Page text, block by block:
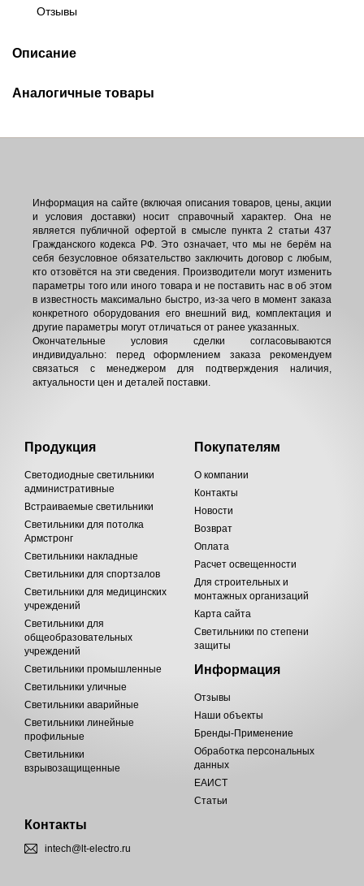
Отзывы
Описание
Аналогичные товары
Информация на сайте (включая описания товаров, цены, акции
и условия доставки) носит справочный характер. Она не
является публичной офертой в смысле пункта 2 статьи 437
Гражданского кодекса РФ. Это означает, что мы не берём на
себя безусловное обязательство заключить договор с любым,
кто отзовётся на эти сведения. Производители могут изменить
параметры того или иного товара и не поставить нас в об этом
в известность максимально быстро, из-за чего в момент заказа
конкретного оборудования его внешний вид, комплектация и
другие параметры могут отличаться от ранее указанных.
Окончательные условия сделки согласовываются
индивидуально: перед оформлением заказа рекомендуем
связаться с менеджером для подтверждения наличия,
актуальности цен и деталей поставки.
Продукция
Светодиодные светильники
административные
Встраиваемые светильники
Светильники для потолка
Армстронг
Светильники накладные
Светильники для спортзалов
Светильники для медицинских
учреждений
Светильники для
общеобразовательных
учреждений
Светильники промышленные
Светильники уличные
Светильники аварийные
Светильники линейные
профильные
Светильники
взрывозащищенные
Покупателям
О компании
Контакты
Новости
Возврат
Оплата
Расчет освещенности
Для строительных и
монтажных организаций
Карта сайта
Светильники по степени
защиты
Информация
Отзывы
Наши объекты
Бренды-Применение
Обработка персональных
данных
ЕАИСТ
Статьи
Контакты
intech@lt-electro.ru